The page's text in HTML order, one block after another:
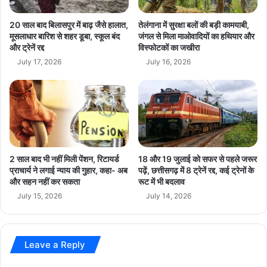
breaking news Chhattisgarh News
hindi news latest news today news
J
P
-
A
आ
म
ने
-
सा
म
ने
ली
प
हुँ
ची
श
कों
का
अं
धे
रा
टू
टा
,
स
की
न
20 साल बाद बिलासपुर में बाढ़ जैसे हालात,
मूसलाधार बारिश से शहर डूबा, स्कूल बंद
और ट्रेनें रद्द
July 17, 2026
तेलंगाना में सुरक्षा बलों की बड़ी कामयाबी,
जंगल से मिला माओवादियों का हथियार और
विस्फोटकों का जखीरा
July 16, 2026
2 साल बाद भी नहीं मिली पेंशन, रिटायर्ड
प्राचार्य ने लगाई न्याय की गुहार, कहा- अब
और सहन नहीं कर सकता
July 15, 2026
18 और 19 जुलाई को सफर से पहले जरूर
पढ़ें, छत्तीसगढ़ में 8 ट्रेनें रद्द, कई ट्रेनों के
रूट में भी बदलाव
July 14, 2026
Leave a Reply